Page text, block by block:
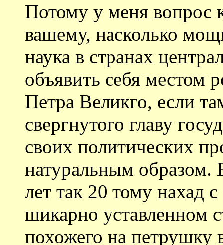
Потому у меня вопрос
вашему, насколько
наука в странах
объявить себя местом
Петра Великго, если
свергнутого главу
своих политических
натуральным
лет так 20 тому нахад
шикарно уставленном
похожего на петрушку